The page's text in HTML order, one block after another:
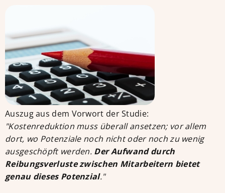
Auszug aus dem Vorwort der Studie:
"Kostenreduktion muss überall ansetzen; vor allem
dort, wo Potenziale noch nicht oder noch zu wenig
ausgeschöpft werden. Der Aufwand durch
Reibungsverluste zwischen Mitarbeitern bietet
genau dieses Potenzial."